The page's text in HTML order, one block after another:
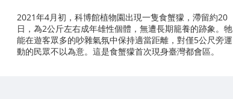
2021年4月初，科博館植物園出現一隻食蟹獴，滯留約20
日，為2公斤左右成年雄性個體，無遭長期籠養的跡象。牠
能在遊客眾多的吵雜氣氛中保持適當距離，對僅5公尺旁運
動的民眾不以為意。這是食蟹獴首次現身臺灣都會區。